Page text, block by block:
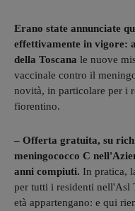
Erano state annunciate
effettivamente in vigore:
della Toscana le nuove
vaccinale contro il
novità, in particolare per i
fiorentino.
– Offerta gratuita, su
meningococco C
anni compiuti. In pratica,
per tutti i residenti nell'Asl
età appartengano: e qui